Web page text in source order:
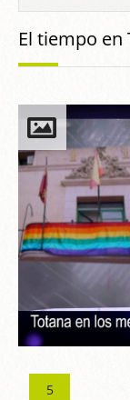
5
El tiempo en